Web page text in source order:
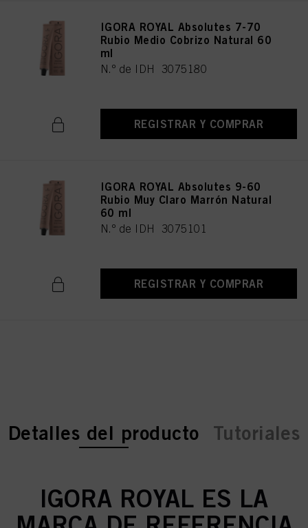
IGORA ROYAL Absolutes 7-70
Rubio Medio Cobrizo Natural 60
ml
N.º de IDH 3075180
REGISTRAR Y COMPRAR
IGORA ROYAL Absolutes 9-60
Rubio Muy Claro Marrón Natural
60 ml
N.º de IDH 3075101
REGISTRAR Y COMPRAR
current tab:
current tab:
Detalles del producto Tutoriales
IGORA ROYAL ES LA